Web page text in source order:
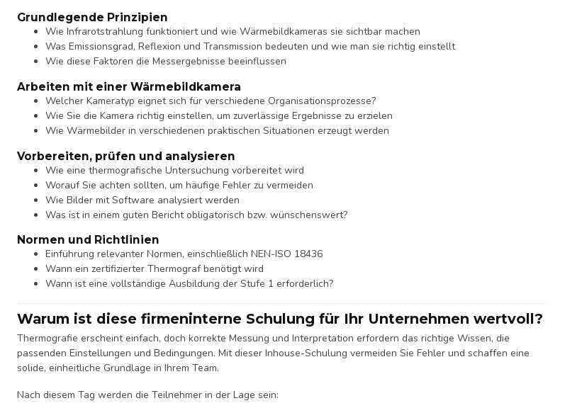
Grundlegende Prinzipien
Wie Infrarotstrahlung funktioniert und wie Wärmebildkameras sie sichtbar machen
Was Emissionsgrad, Reflexion und Transmission bedeuten und wie man sie richtig einstellt
Wie diese Faktoren die Messergebnisse beeinflussen
Arbeiten mit einer Wärmebildkamera
Welcher Kameratyp eignet sich für verschiedene Organisationsprozesse?
Wie Sie die Kamera richtig einstellen, um zuverlässige Ergebnisse zu erzielen
Wie Wärmebilder in verschiedenen praktischen Situationen erzeugt werden
Vorbereiten, prüfen und analysieren
Wie eine thermografische Untersuchung vorbereitet wird
Worauf Sie achten sollten, um häufige Fehler zu vermeiden
Wie Bilder mit Software analysiert werden
Was ist in einem guten Bericht obligatorisch bzw. wünschenswert?
Normen und Richtlinien
Einführung relevanter Normen, einschließlich NEN-ISO 18436
Wann ein zertifizierter Thermograf benötigt wird
Wann ist eine vollständige Ausbildung der Stufe 1 erforderlich?
Warum ist diese firmeninterne Schulung für Ihr Unternehmen wertvoll?
Thermografie erscheint einfach, doch korrekte Messung und Interpretation erfordern das richtige Wissen, die
passenden Einstellungen und Bedingungen. Mit dieser Inhouse-Schulung vermeiden Sie Fehler und schaffen eine
solide, einheitliche Grundlage in Ihrem Team.
Nach diesem Tag werden die Teilnehmer in der Lage sein: